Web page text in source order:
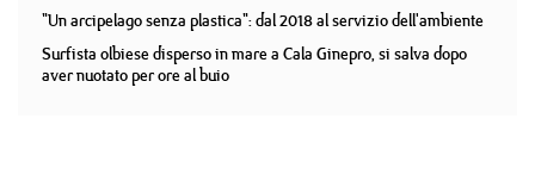
"Un arcipelago senza plastica": dal 2018 al servizio dell'ambiente
Surfista olbiese disperso in mare a Cala Ginepro, si salva dopo
aver nuotato per ore al buio